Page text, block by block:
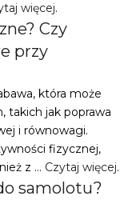
więcej.
Czy
przy
która może
takich jak poprawa
i równowagi.
fizycznej,
z … Czytaj więcej.
samolotu?